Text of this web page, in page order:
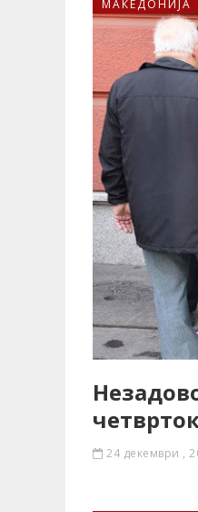
МАКЕДОНИЈА
24 декември ,